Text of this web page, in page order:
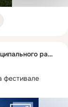
Администрация Перелюбского муниципального района
фестивале